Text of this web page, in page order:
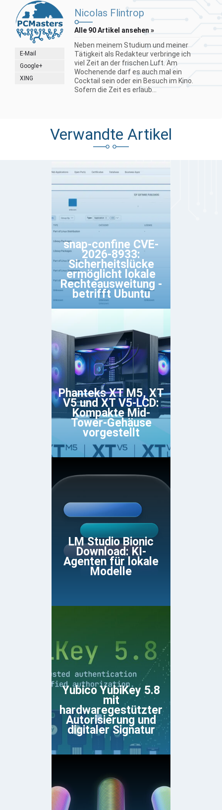
E-Mail
Google+
XING
Nicolas Flintrop
Alle 90 Artikel ansehen »
Neben meinem Studium und meiner
Tätigkeit als Redakteur verbringe ich
viel Zeit an der frischen Luft. Am
Wochenende darf es auch mal ein
Cocktail sein oder ein Besuch im Kino.
Sofern die Zeit es erlaub...
Verwandte Artikel
snap-confine CVE-
2026-8933:
Sicherheitslücke
ermöglicht lokale
Rechteausweitung -
betrifft Ubuntu
Phanteks XT M5, XT
V5 und XT V5-LCD:
Kompakte Mid-
Tower-Gehäuse
vorgestellt
LM Studio Bionic
Download: KI-
Agenten für lokale
Modelle
Yubico YubiKey 5.8
mit
hardwaregestützter
Autorisierung und
digitaler Signatur